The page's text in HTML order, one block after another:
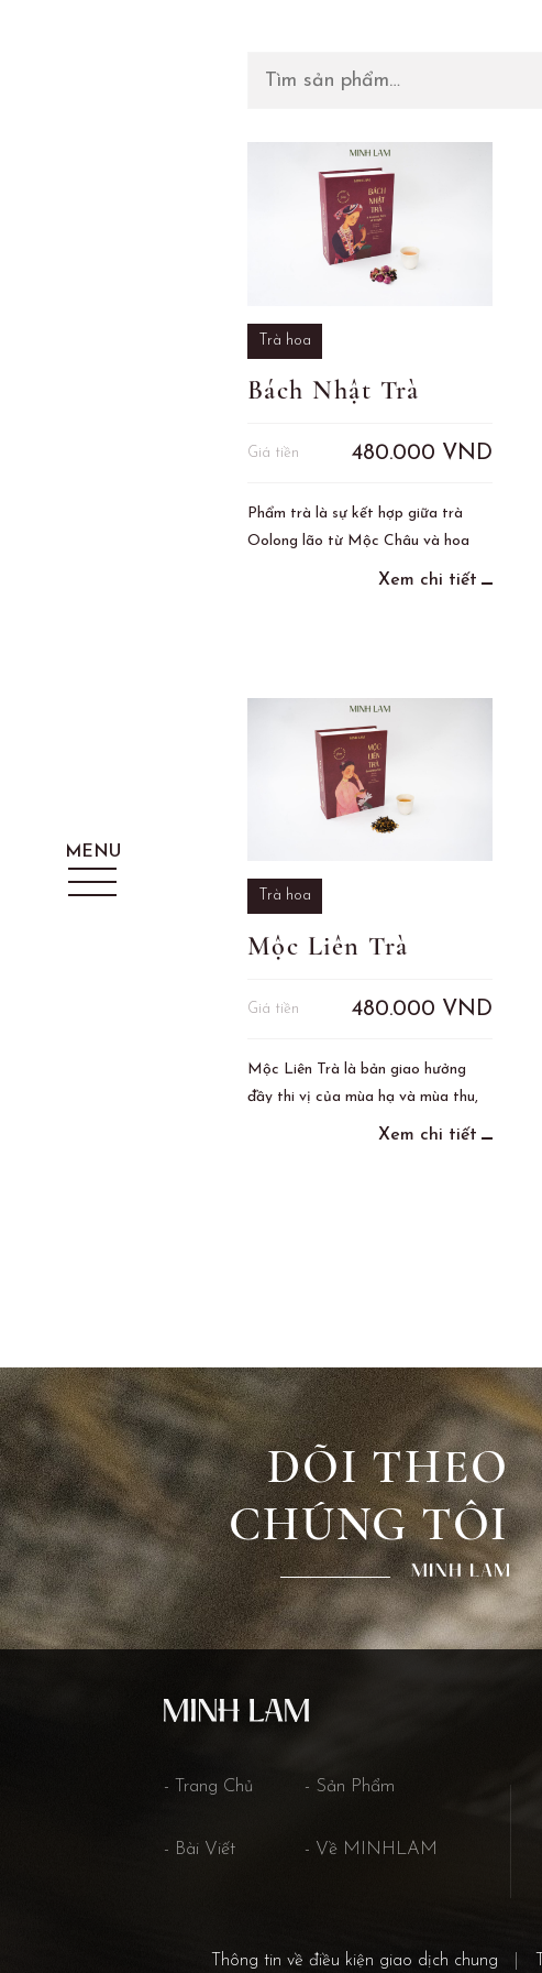
Trà hoa
Bách Nhật Trà
Giá tiền 480.000 VND
Phẩm trà là sự kết hợp giữa trà
Oolong lão từ Mộc Châu và hoa
Bách Nhật Trà,
Xem chi tiết
Trà hoa
Mộc Liên Trà
Giá tiền 480.000 VND
Mộc Liên Trà là bản giao hưởng
đầy thi vị của mùa hạ và mùa thu,
của hương sen thanh khiết và
Xem chi tiết
DÕI THEO
CHÚNG TÔI
Trang Chủ Sản Phẩm
Bài Viết Về MINHLAM
Thông tin về điều kiện giao dịch chung